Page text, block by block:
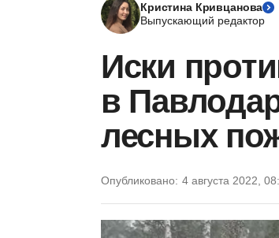
Кристина Кривцанова
Выпускающий редактор
Иски
в
лесных
Опубликовано: 4 августа 2022,